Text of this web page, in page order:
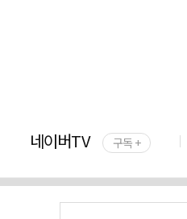
네이버TV 구독 +